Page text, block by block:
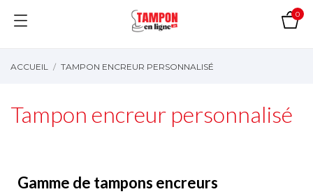
0
ACCUEIL TAMPON ENCREUR PERSONNALISÉ
Tampon encreur personnalisé
Gamme de tampons encreurs